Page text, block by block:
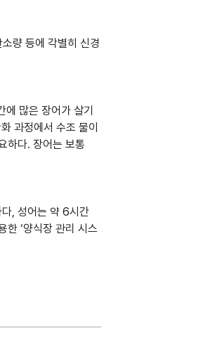
량 등에 각별히 신경
많은 장어가 살기
과정에서 수조 물이
하다. 장어는 보통
, 성어는 약 6시간
‘양식장 관리 시스